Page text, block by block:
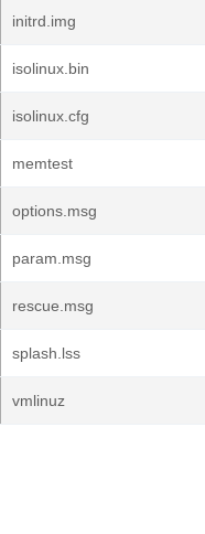
initrd.img
isolinux.bin
isolinux.cfg
memtest
options.msg
param.msg
rescue.msg
splash.lss
vmlinuz